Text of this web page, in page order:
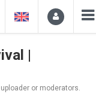
|
or moderators.